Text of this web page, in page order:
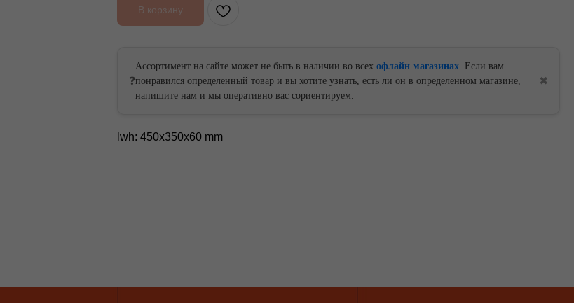
В корзину
❓
Ассортимент на сайте может не быть в наличии во всех офлайн магазинах. Если вам
понравился определенный товар и вы хотите узнать, есть ли он в определенном магазине,
напишите нам и мы оперативно вас сориентируем.
✖
lwh: 450x350x60 mm